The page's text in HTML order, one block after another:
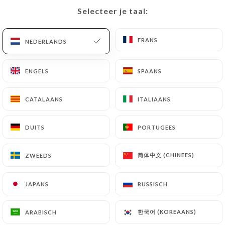
Selecteer je taal:
NEDERLANDS FRANS
ENGELS SPAANS
CATALAANS ITALIAANS
DUITS PORTUGEES
ZWEEDS 简体中文 (CHINEES)
JAPANS RUSSISCH
ARABISCH 한국어 (KOREAANS)
HOME/CONTACT
La Pen'tiere
Selecteer je taal:
NEDERLANDS FRANS
ENGELS SPAANS
CATALAANS ITALIAANS
DUITS PORTUGEES
ZWEEDS 简体中文 (CHINEES)
JAPANS RUSSISCH
ARABISCH 한국어 (KOREAANS)